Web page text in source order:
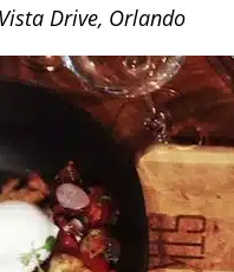
Drive, Orlando